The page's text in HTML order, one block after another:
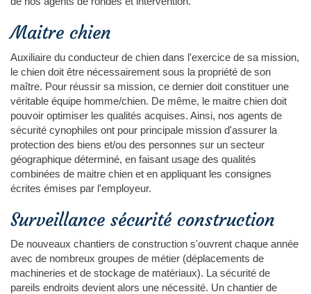
Maitre chien
Auxiliaire du conducteur de chien dans l'exercice de sa mission,
le chien doit être nécessairement sous la propriété de son
maître. Pour réussir sa mission, ce dernier doit constituer une
véritable équipe homme/chien. De même, le maitre chien doit
pouvoir optimiser les qualités acquises. Ainsi, nos agents de
sécurité cynophiles ont pour principale mission d'assurer la
protection des biens et/ou des personnes sur un secteur
géographique déterminé, en faisant usage des qualités
combinées de maitre chien et en appliquant les consignes
écrites émises par l'employeur.
Surveillance sécurité construction
De nouveaux chantiers de construction s'ouvrent chaque année
avec de nombreux groupes de métier (déplacements de
machineries et de stockage de matériaux). La sécurité de
pareils endroits devient alors une nécessité. Un chantier de